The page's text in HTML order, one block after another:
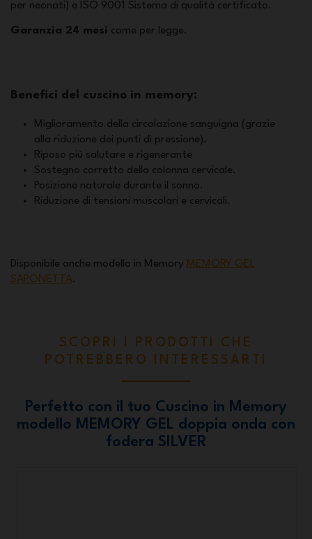
per neonati) e ISO 9001 Sistema di qualità certificato.
Garanzia 24 mesi come per legge.
Benefici del cuscino in memory:
Miglioramento della circolazione sanguigna (grazie
alla riduzione dei punti di pressione).
Riposo più salutare e rigenerante
Sostegno corretto della colonna cervicale.
Posizione naturale durante il sonno.
Riduzione di tensioni muscolari e cervicali.
Disponibile anche modello in Memory MEMORY GEL
SAPONETTA.
SCOPRI I PRODOTTI CHE
POTREBBERO INTERESSARTI
Perfetto con il tuo Cuscino in Memory
modello MEMORY GEL doppia onda con
fodera SILVER